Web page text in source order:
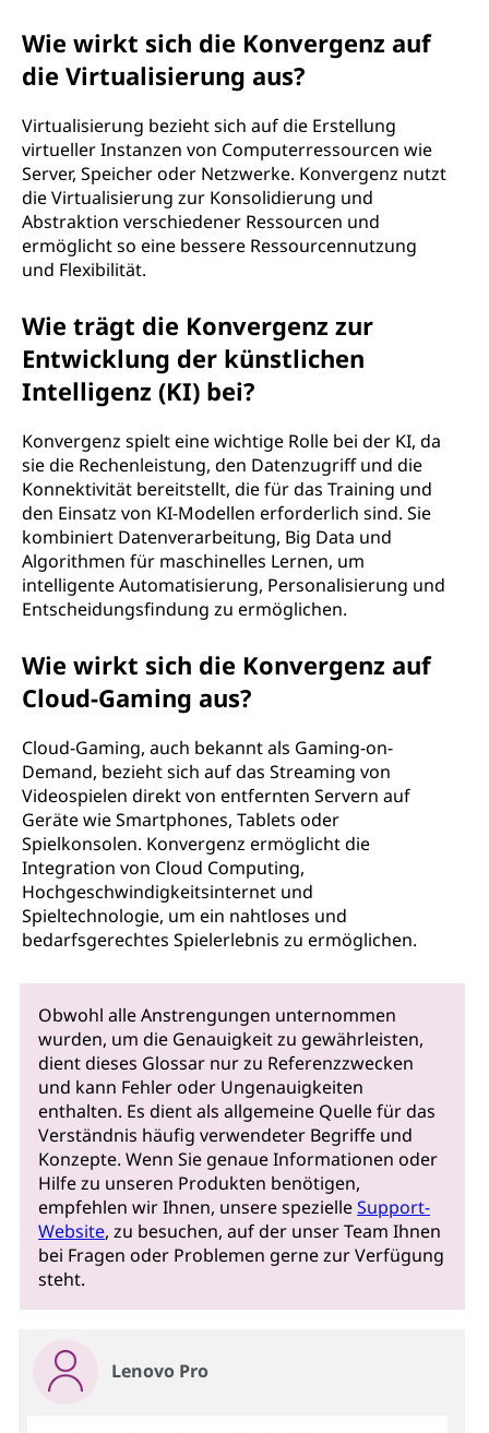
Wie wirkt sich die Konvergenz auf
die Virtualisierung aus?
Virtualisierung bezieht sich auf die Erstellung
virtueller Instanzen von Computerressourcen wie
Server, Speicher oder Netzwerke. Konvergenz nutzt
die Virtualisierung zur Konsolidierung und
Abstraktion verschiedener Ressourcen und
ermöglicht so eine bessere Ressourcennutzung
und Flexibilität.
Wie trägt die Konvergenz zur
Entwicklung der künstlichen
Intelligenz (KI) bei?
Konvergenz spielt eine wichtige Rolle bei der KI, da
sie die Rechenleistung, den Datenzugriff und die
Konnektivität bereitstellt, die für das Training und
den Einsatz von KI-Modellen erforderlich sind. Sie
kombiniert Datenverarbeitung, Big Data und
Algorithmen für maschinelles Lernen, um
intelligente Automatisierung, Personalisierung und
Entscheidungsfindung zu ermöglichen.
Wie wirkt sich die Konvergenz auf
Cloud-Gaming aus?
Cloud-Gaming, auch bekannt als Gaming-on-
Demand, bezieht sich auf das Streaming von
Videospielen direkt von entfernten Servern auf
Geräte wie Smartphones, Tablets oder
Spielkonsolen. Konvergenz ermöglicht die
Integration von Cloud Computing,
Hochgeschwindigkeitsinternet und
Spieltechnologie, um ein nahtloses und
bedarfsgerechtes Spielerlebnis zu ermöglichen.
Obwohl alle Anstrengungen unternommen
wurden, um die Genauigkeit zu gewährleisten,
dient dieses Glossar nur zu Referenzzwecken
und kann Fehler oder Ungenauigkeiten
enthalten. Es dient als allgemeine Quelle für das
Verständnis häufig verwendeter Begriffe und
Konzepte. Wenn Sie genaue Informationen oder
Hilfe zu unseren Produkten benötigen,
empfehlen wir Ihnen, unsere spezielleSupport-
Website, zu besuchen, auf der unser Team Ihnen
bei Fragen oder Problemen gerne zur Verfügung
steht.
Lenovo Pro